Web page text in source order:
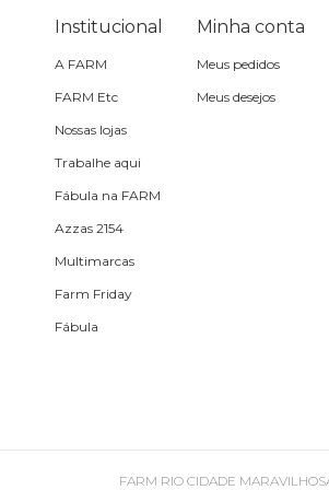
Pin e patch
Pochete
Institucional
A FARM
FARM Etc
Nossas lojas
Trabalhe aqui
Fábula na FARM
Azzas 2154
Multimarcas
Farm Friday
Fábula
Minha conta
Meus pedidos
Meus desejos
FARM RIO CIDADE